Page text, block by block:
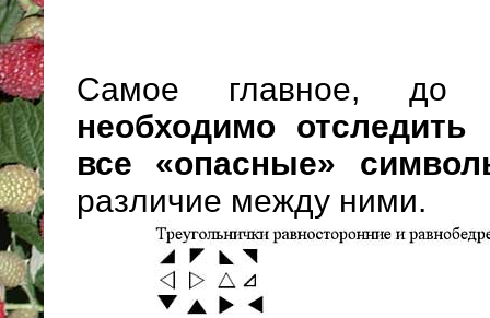
Самое главное, до
необходимо
все «опасные»
различие между ними.